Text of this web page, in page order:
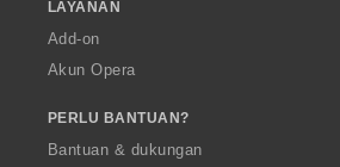
LAYANAN
Add-on
Akun Opera
PERLU BANTUAN?
Bantuan & dukungan